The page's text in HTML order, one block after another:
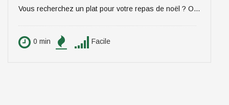
Vous recherchez un plat pour votre repas de noël ? On vous propose un plat qui épatera vos invités, digne d'un repas de fête ! La pintade farcie aux marrons et pommes, sauce aux morilles. Pour 6 personnes.
0 min Facile